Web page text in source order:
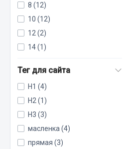
Манжеты
Паронит
Патрубки
Прокладки
Весь раздел
Запчасти МАЗ
8 (12)
10 (12)
12 (2)
14 (1)
Тег для сайта
H1 (4)
H2 (1)
H3 (3)
масленка (4)
прямая (3)